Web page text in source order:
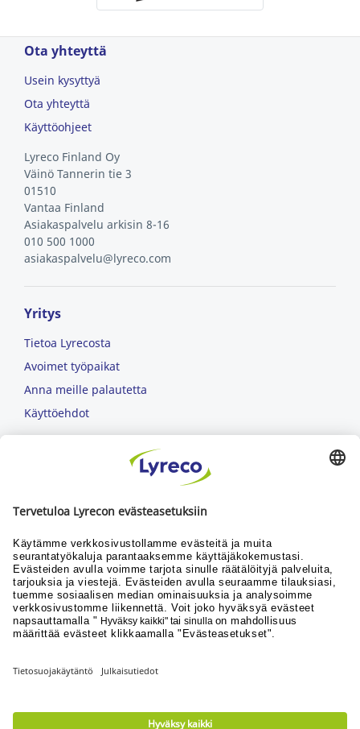
Ota yhteyttä
Usein kysyttyä
Ota yhteyttä
Käyttöohjeet
Lyreco Finland Oy
Väinö Tannerin tie 3
01510
Vantaa Finland
Asiakaspalvelu arkisin 8-16
010 500 1000
asiakaspalvelu@lyreco.com
Yritys
Tietoa Lyrecosta
Avoimet työpaikat
Anna meille palautetta
Käyttöehdot
Kestävä kehitys
Miksi Lyreco?
TOIMITUSVARMUUS
markkinoiden paras
TOIMITUS SEURAAVAKSI ARKIPÄIVÄKSI
ennen klo 16 tehdyissä tilauksissa
PALAUTUSOIKEUS
Lue lisää